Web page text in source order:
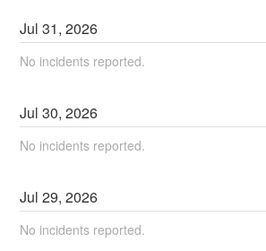
Jul31,2026
No incidents reported.
Jul30,2026
No incidents reported.
Jul29,2026
No incidents reported.